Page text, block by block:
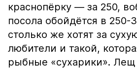
краснопёрку — за 250,
посола обойдётся в 250-
столько же хотят за
любители и такой,
рыбные «сухарики». Лещ